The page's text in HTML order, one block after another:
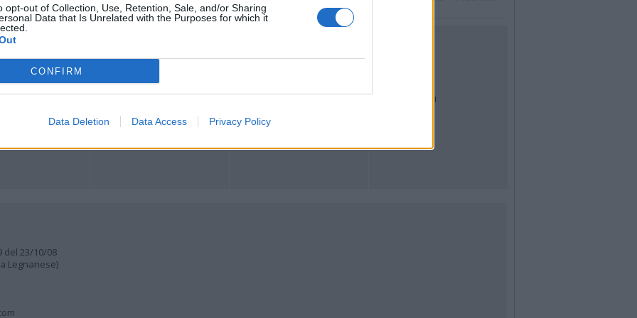
opt-out of Collection, Use, Retention, Sale, and/or Sharing
Data that Is Unrelated with the Purposes for which it
CONFIRM
Data Deletion Data Access Privacy Policy
Web TV
Auguri
Articoli più letti
del 23/10/08
Legnanese)